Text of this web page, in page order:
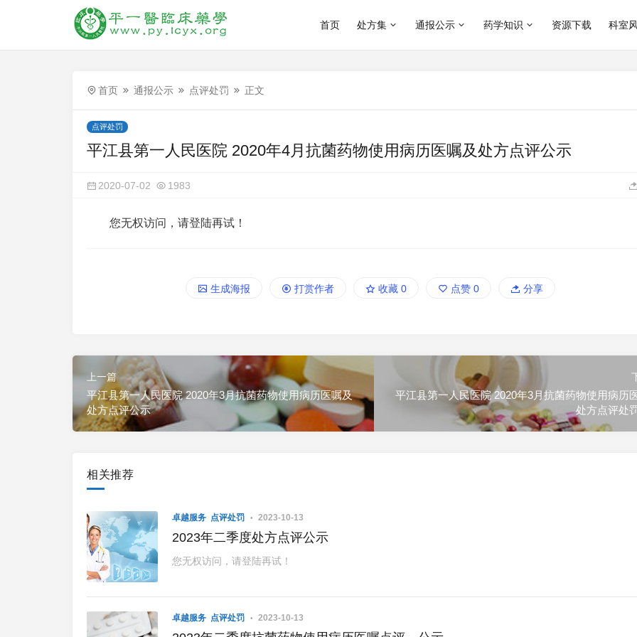
首页 处方集 通报公示 药学知识 资源下载 科室
首页 通报公示 点评处罚 正文
点评处罚
平江县第一人民医院 2020年4月抗菌药物使用病历医嘱及处方点评公示
2020-07-02 1983
您无权访问，请登陆再试！
生成海报 打赏作者 收藏0 点赞 0 分享
上一篇
平江县第一人民医院 2020年3月抗菌药物使用病历医嘱及
处方点评公示
平江县第一人民医院 2020年3月抗菌药物使用病历
处方点评处
相关推荐
卓越服务 点评处罚 2023-10-13
2023年二季度处方点评公示
您无权访问，请登陆再试！
卓越服务 点评处罚 2023-10-13